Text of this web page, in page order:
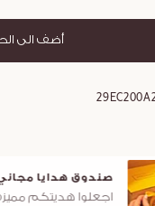
أضف الى
صندوق هدايا مجاني
اجعلوا هديتكم